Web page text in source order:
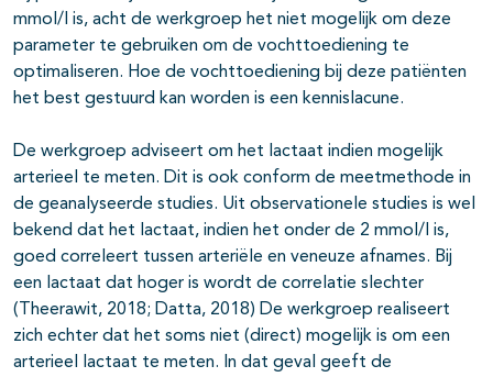
mmol/l is, acht de werkgroep het niet mogelijk om deze
parameter te gebruiken om de vochttoediening te
optimaliseren. Hoe de vochttoediening bij deze patiënten
het best gestuurd kan worden is een kennislacune.
De werkgroep adviseert om het lactaat indien mogelijk
arterieel te meten. Dit is ook conform de meetmethode in
de geanalyseerde studies. Uit observationele studies is wel
bekend dat het lactaat, indien het onder de 2 mmol/l is,
goed correleert tussen arteriële en veneuze afnames. Bij
een lactaat dat hoger is wordt de correlatie slechter
(Theerawit, 2018; Datta, 2018) De werkgroep realiseert
zich echter dat het soms niet (direct) mogelijk is om een
arterieel lactaat te meten. In dat geval geeft de